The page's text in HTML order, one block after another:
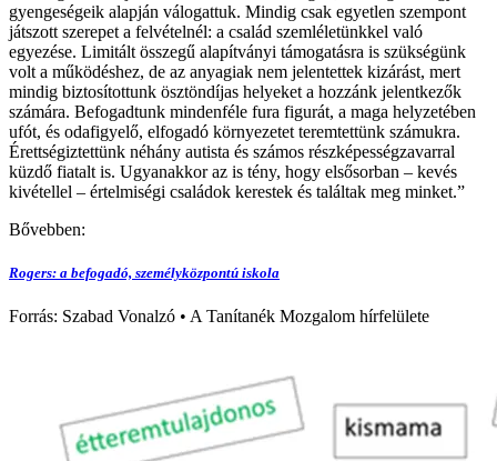
gyengeségeik alapján válogattuk. Mindig csak egyetlen szempont
játszott szerepet a felvételnél: a család szemléletünkkel való
egyezése. Limitált összegű alapítványi támogatásra is szükségünk
volt a működéshez, de az anyagiak nem jelentettek kizárást, mert
mindig biztosítottunk ösztöndíjas helyeket a hozzánk jelentkezők
számára. Befogadtunk mindenféle fura figurát, a maga helyzetében
ufót, és odafigyelő, elfogadó környezetet teremtettünk számukra.
Érettségiztettünk néhány autista és számos részképességzavarral
küzdő fiatalt is. Ugyanakkor az is tény, hogy elsősorban – kevés
kivétellel – értelmiségi családok kerestek és találtak meg minket.”
Bővebben:
Rogers: a befogadó, személyközpontú iskola
Forrás: Szabad Vonalzó • A Tanítanék Mozgalom hírfelülete